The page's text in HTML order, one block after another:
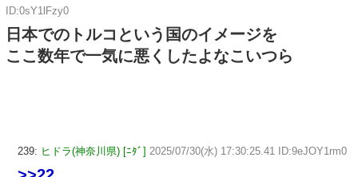
ID:0sY1lFzy0
日本でのトルコという国のイメージを
ここ数年で一気に悪くしたよなこいつら
239: ヒドラ(神奈川県) [ﾆﾀﾞ] 2025/07/30(水) 17:30:25.41 ID:9eJOY1rm0